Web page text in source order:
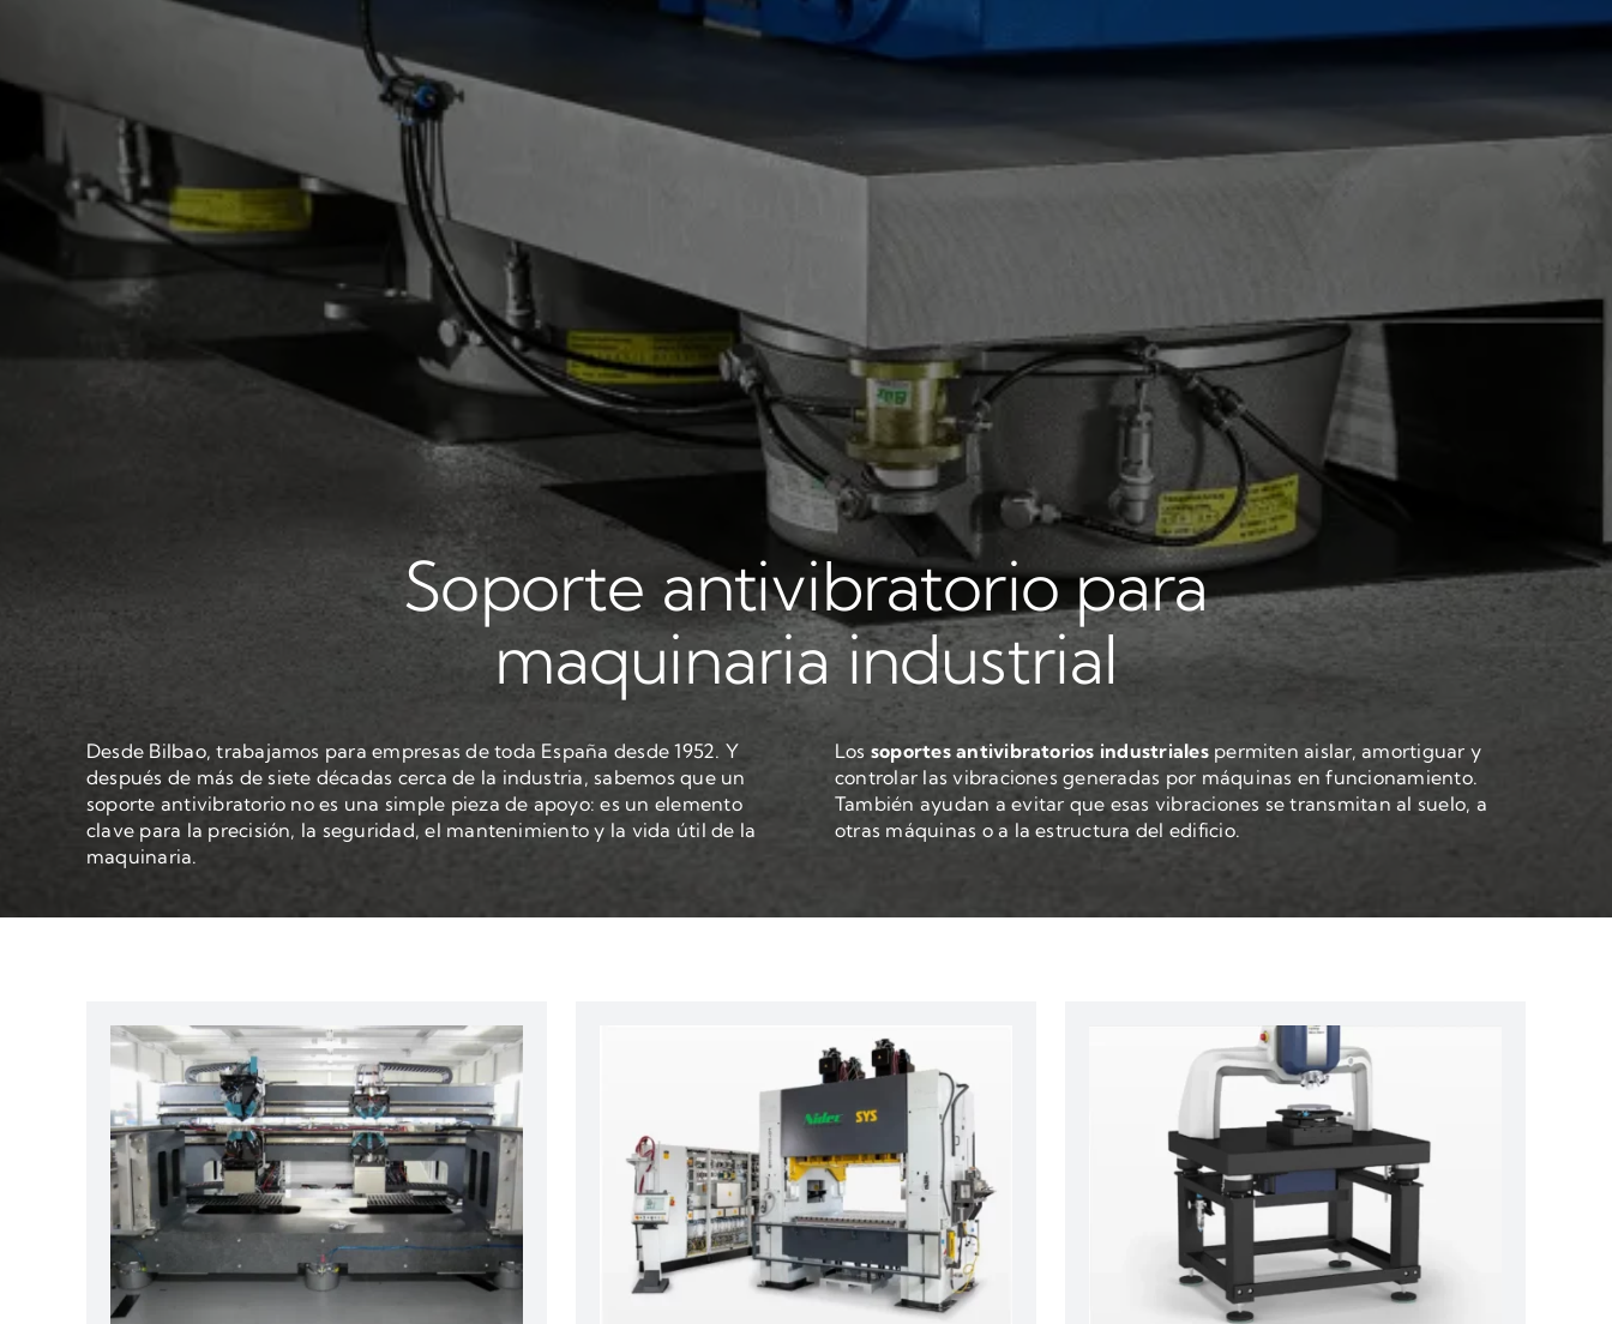
Soporte antivibratorio para
maquinaria industrial
Desde Bilbao, trabajamos para empresas de toda España desde 1952. Y
después de más de siete décadas cerca de la industria, sabemos que un
soporte antivibratorio no es una simple pieza de apoyo: es un elemento
clave para la precisión, la seguridad, el mantenimiento y la vida útil de la
maquinaria.
Los soportes antivibratorios industrialespermiten aislar, amortiguar y
controlar las vibraciones generadas por máquinas en funcionamiento.
También ayudan a evitar que esas vibraciones se transmitan al suelo, a
otras máquinas o a la estructura del edificio.